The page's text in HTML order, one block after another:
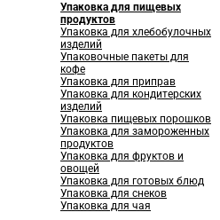
Упаковка для пищевых
продуктов
Упаковка для хлебобулочных
изделий
Упаковочные пакеты для
кофе
Упаковка для приправ
Упаковка для кондитерских
изделий
Упаковка пищевых порошков
Упаковка для замороженных
продуктов
Упаковка для фруктов и
овощей
Упаковка для готовых блюд
Упаковка для снеков
Упаковка для чая